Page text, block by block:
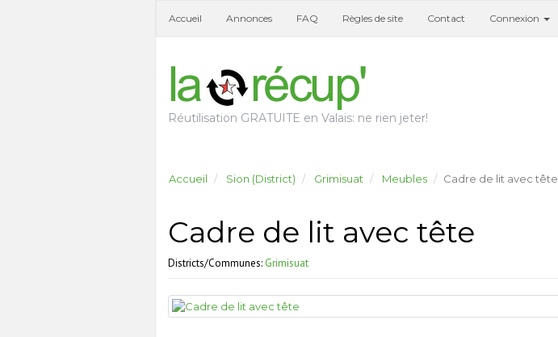
Accueil Annonces FAQ Règles de site Contact Connexion
Réutilisation GRATUITE en Valais: ne rien jeter!
Accueil Sion (District) Grimisuat Meubles Cadre de lit avec tête
Cadre de lit avec tête
Districts/Communes: Grimisuat